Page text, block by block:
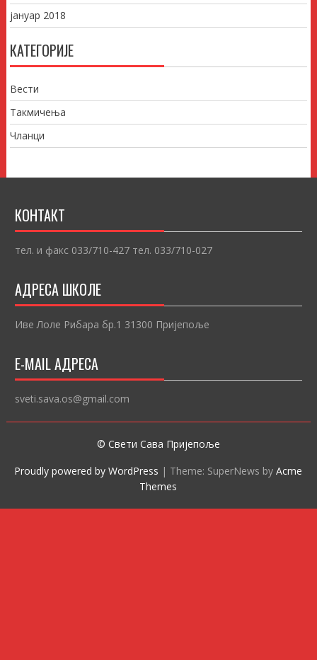
јануар 2018
КАТЕГОРИЈЕ
Вести
Такмичења
Чланци
КОНТАКТ
тел. и факс 033/710-427 тел. 033/710-027
АДРЕСА ШКОЛЕ
Иве Лоле Рибара бр.1 31300 Пријепоље
E-MAIL АДРЕСА
sveti.sava.os@gmail.com
© Свети Сава Пријепоље
Proudly powered by WordPress | Theme: SuperNews byAcme
Themes